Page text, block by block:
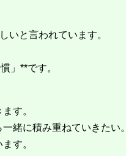
いと言われています。
」**です。
す。
緒に積み重ねていきたい。
す。